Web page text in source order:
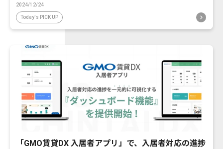
2024/12/24
Today's PICK UP
「GMO賃貸DX 入居者アプリ」で、入居者対応の進捗